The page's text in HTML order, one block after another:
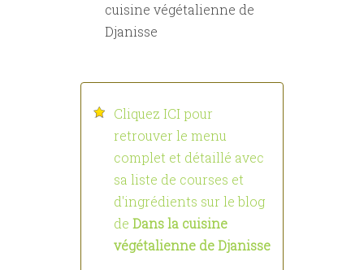
cuisine végétalienne de
Djanisse
Cliquez ICI pour
retrouver le menu
complet et détaillé avec
sa liste de courses et
d'ingrédients sur le blog
de Dans la cuisine
végétalienne de Djanisse